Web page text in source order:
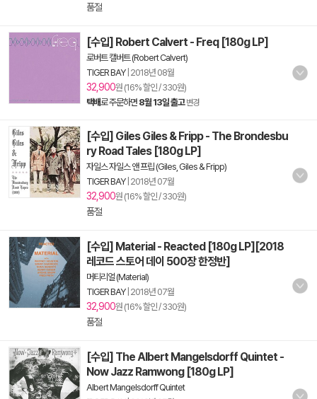
품절
[수입] Robert Calvert - Freq [180g LP]
로버트 캘버트 (Robert Calvert)
TIGER BAY| 2018년 08월
32,900원 (16% 할인 / 330원)
택배로 주문하면 8월 13일 출고 변경
[수입] Giles Giles & Fripp - The Brondesbu
ry Road Tales [180g LP]
자일스 자일스 앤 프립 (Giles, Giles & Fripp)
TIGER BAY| 2018년 07월
32,900원 (16% 할인 / 330원)
품절
[수입] Material - Reacted [180g LP][2018
레코드 스토어 데이 500장 한정반]
머티리얼 (Material)
TIGER BAY| 2018년 07월
32,900원 (16% 할인 / 330원)
품절
[수입] The Albert Mangelsdorff Quintet -
Now Jazz Ramwong [180g LP]
Albert Mangelsdorff Quintet